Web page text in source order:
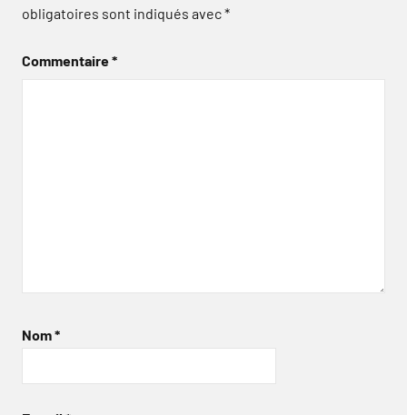
obligatoires sont indiqués avec*
Commentaire*
Nom*